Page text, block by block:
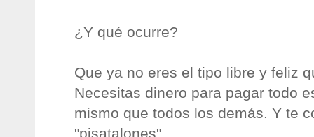
¿Y qué ocurre?
Que ya no eres el tipo libre y feliz
Necesitas dinero para pagar todo
mismo que todos los demás. Y te
"pisatalones".